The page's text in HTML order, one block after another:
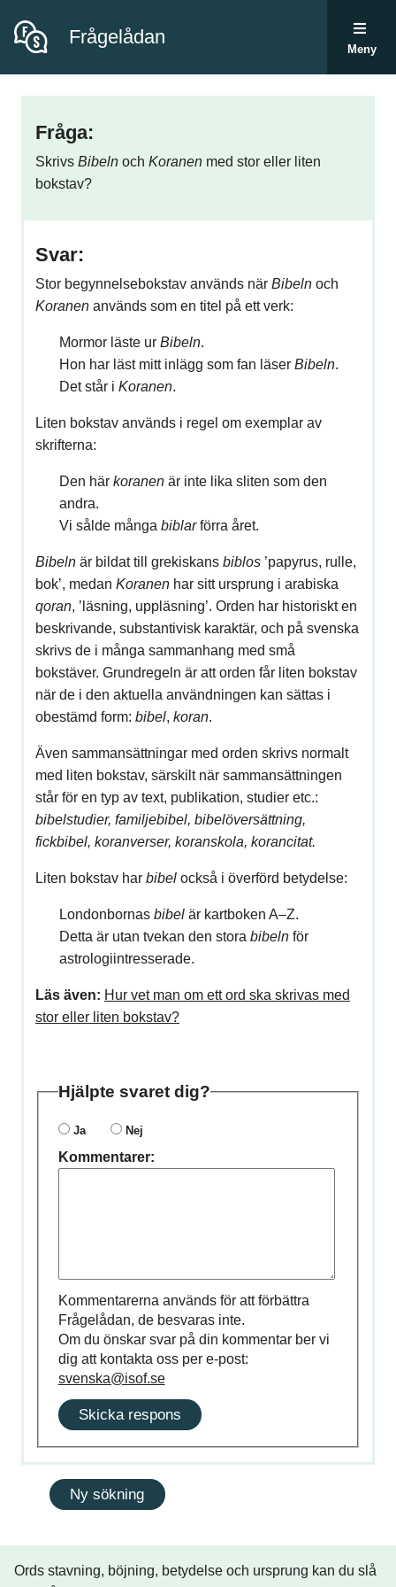
Frågelådan
Meny
Fråga:
Skrivs Bibelnoch Koranenmed stor eller liten
bokstav?
Svar:
Stor begynnelsebokstav används när Bibelnoch
Koranenanvänds som en titel på ett verk:
Mormor läste ur Bibeln.
Hon har läst mitt in­lägg som fan läser Bibeln.
Det står i Koranen.
Liten bokstav används i regel om exemplar av
skrifterna:
Den här koranenär inte lika sliten som den
andra.
Vi sålde många biblarförra året.
Bibelnär bildat till grekiskans biblos’papyrus, rulle,
bok’, medan Koranenhar sitt ursprung i arabiska
qoran, ’läsning, upp­läsning’. Orden har historiskt en
beskrivande, substantivisk karaktär, och på svenska
skrivs de i många sammanhang med små
bokstäver. Grundregeln är att orden får liten bokstav
när de i den aktuella användningen kan sättas i
obestämd form: bibel, koran.
Även sammansättningar med orden skrivs normalt
med liten bokstav, särskilt när sammansättningen
står för en typ av text, publikation, studier etc.:
bibelstudier, familjebibel, bibelöversättning,
fickbibel, koranverser, koranskola, korancitat.
Liten bokstav har bibelockså i överförd betydelse:
Londonbornas bibelär kartboken A–Z.
Detta är utan tvekan den stora bibelnför
astrologiintresserade.
Läs även: Hur vet man om ett ord ska skrivas med
stor eller liten bokstav?
Hjälpte svaret dig?
Ja Nej
Kommentarer:
Kommentarerna används för att förbättra
Frågelådan, de besvaras inte.
Om du önskar svar på din kommentar ber vi
dig att kontakta oss per e-post:
svenska@isof.se
Skicka respons
Ords stavning, böjning, betydelse och ursprung kan du slå